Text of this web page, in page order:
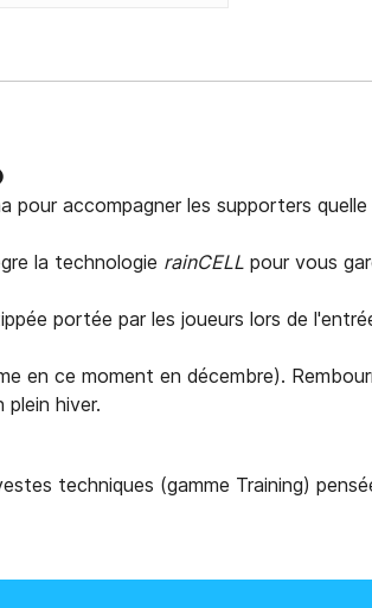
pour accompagner les supporters
la technologie rainCELL pour vous
portée par les joueurs lors de
en ce moment en décembre).
hiver.
techniques (gamme Training)